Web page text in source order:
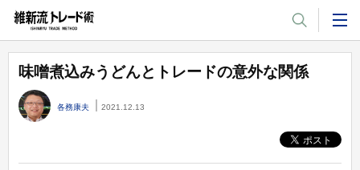
味噌煮込みうどんとトレードの意外な関係
各務康夫 2021.12.13